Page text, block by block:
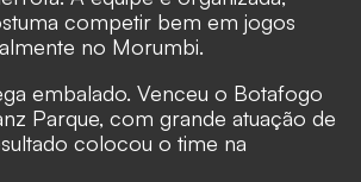
competir bem em jogos
no Morumbi.
embalado. Venceu o Botafogo
Parque, com grande atuação de
colocou o time na